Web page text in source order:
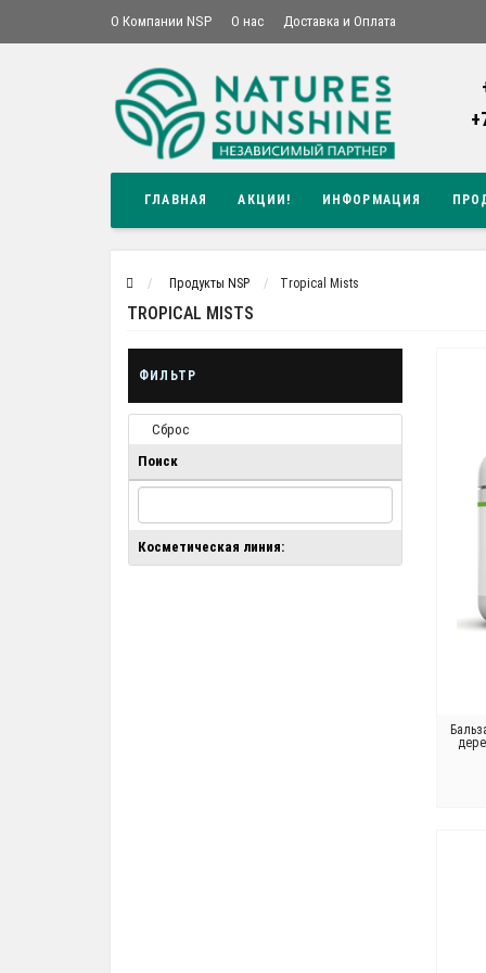
О Компании NSP О нас Доставка и Оплата
ГЛАВНАЯ АКЦИИ! ИНФОРМАЦИЯ
Продукты NSP Tropical Mists
TROPICAL MISTS
ФИЛЬТР
Сброс
Поиск
Косметическая линия: